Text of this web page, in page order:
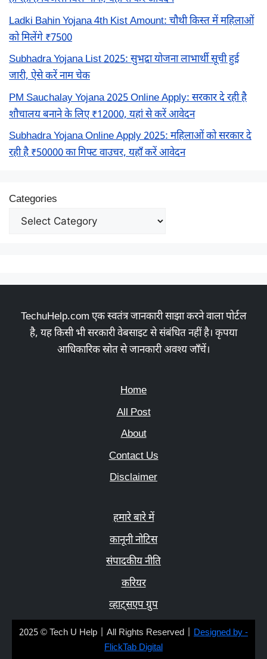
Ladki Bahin Yojana 4th Kist Amount: चौथी किस्त में महिलाओं
को मिलेंगे ₹7500
Subhadra Yojana List 2025: सुभद्रा योजना लाभार्थी सूची हुई
जारी, ऐसे करें नाम चेक
PM Sauchalay Yojana 2025 Online Apply: सरकार दे रही है
शौचालय बनाने के लिए ₹12000, यहां से करें आवेदन
Subhadra Yojana Online Apply 2025: महिलाओं को सरकार दे
रही है ₹50000 का गिफ्ट वाउचर, यहाँ करें आवेदन
Categories
TechuHelp.com एक स्वतंत्र जानकारी साझा करने वाला पोर्टल
है, यह किसी भी सरकारी वेबसाइट से संबंधित नहीं है। कृपया
आधिकारिक स्रोत से जानकारी अवश्य जाँचें।
Home
All Post
About
Contact Us
Disclaimer
हमारे बारे में
कानूनी नोटिस
संपादकीय नीति
करियर
व्हाट्सएप ग्रुप
2025 © Tech U Help | All Rights Reserved | Designed by -
FlickTab Digital